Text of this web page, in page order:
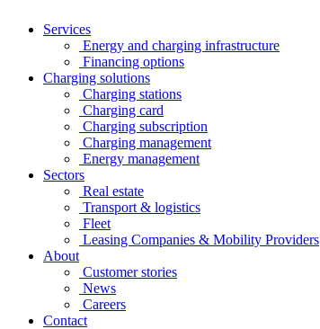
Services
Energy and charging infrastructure
Financing options
Charging solutions
Charging stations
Charging card
Charging subscription
Charging management
Energy management
Sectors
Real estate
Transport & logistics
Fleet
Leasing Companies & Mobility Providers
About
Customer stories
News
Careers
Contact